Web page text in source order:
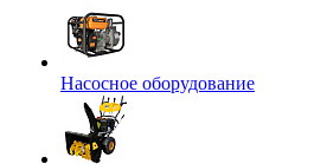
Насосное оборудование